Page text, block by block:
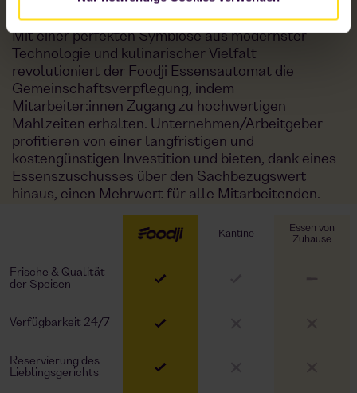
Mit einer perfekten Symbiose aus modernster
Technologie und kulinarischer Vielfalt
revolutioniert der Foodji Essensautomat die
Gemeinschaftsverpflegung, indem
Mitarbeiter:innen Zugang zu hochwertigen
Mahlzeiten erhalten. Unternehmen/Arbeitgeber
profitieren von einer langfristigen und
kostengünstigen Investition und bieten, dank eines
Essenszuschusses über den Sachbezugswert
hinaus, einen Mehrwert für alle Mitarbeitenden.
Kantine
Essen von
Zuhause
Frische & Qualität
der Speisen
Verfügbarkeit 24/7
Reservierung des
Lieblingsgerichts